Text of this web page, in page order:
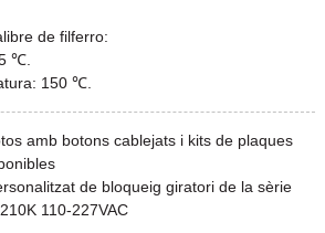
de filferro:
℃.
150 ℃.
amb botons cablejats i kits de plaques
de bloqueig giratori de la sèrie
110-227VAC